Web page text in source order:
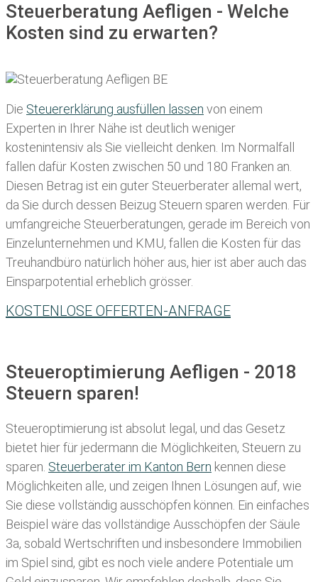
Steuerberatung Aefligen - Welche
Kosten sind zu erwarten?
Die Steuererklärung ausfüllen lassen von einem
Experten in Ihrer Nähe ist deutlich weniger
kostenintensiv als Sie vielleicht denken. Im Normalfall
fallen dafür Kosten zwischen 50 und 180 Franken an.
Diesen Betrag ist ein guter Steuerberater allemal wert,
da Sie durch dessen Beizug Steuern sparen werden. Für
umfangreiche Steuerberatungen, gerade im Bereich von
Einzelunternehmen und KMU, fallen die Kosten für das
Treuhandbüro natürlich höher aus, hier ist aber auch das
Einsparpotential erheblich grösser.
KOSTENLOSE OFFERTEN-ANFRAGE
Steueroptimierung Aefligen - 2018
Steuern sparen!
Steueroptimierung ist absolut legal, und das Gesetz
bietet hier für jedermann die Möglichkeiten, Steuern zu
sparen. Steuerberater im K anton Bern kennen diese
Möglichkeiten alle, und zeigen Ihnen Lösungen auf, wie
Sie diese vollständig ausschöpfen können. Ein einfaches
Beispiel wäre das vollständige Ausschöpfen der Säule
3a, sobald Wertschriften und insbesondere Immobilien
im Spiel sind, gibt es noch viele andere Potentiale um